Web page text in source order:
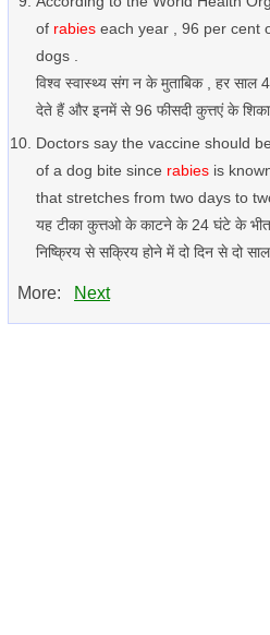
of rabies each year , 96 per cent
dogs .
विश्व स्वास्थ्य संग न के मुताबिक , हर
देते हैं और इनमें से 96 फीसदी कुत्तएं के
Doctors say the vaccine should
of a dog bite since rabies is
that stretches from two days to
यह टीका कुत्तओ के काटने के 24 घंटे के भीतर
निष्क्रिय से सक्रिय होने में दो दिन से दो
More: Next